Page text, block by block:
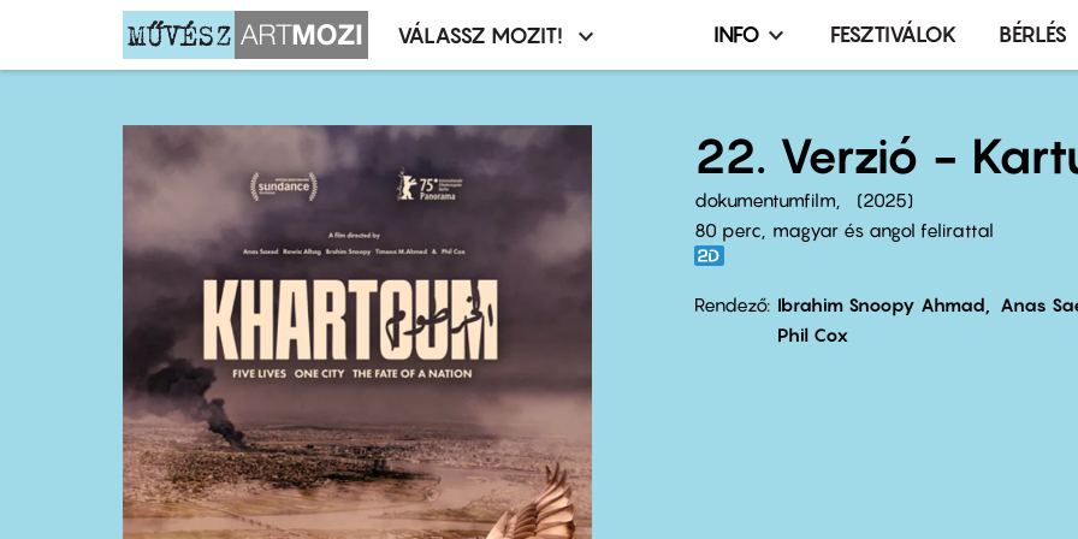
Moziválasztó
VÁLASSZ MOZIT!
Infó,
terembérlés
menü
INFO FESZTIVÁLOK BÉRLÉS
22. Verzió -
dokumentumfilm
2025
80 perc,
magyar és angol felirattal
Rendező Ibrahim Snoopy Ahmad Anas
Phil Cox